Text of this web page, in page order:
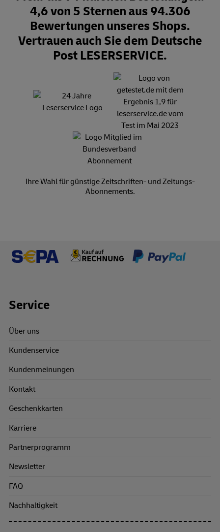
4,6 von 5 Sternen aus 94.306
Bewertungen unseres Shops.
Vertrauen auch Sie dem Deutsche
Post LESERSERVICE.
Ihre Wahl für günstige Zeitschriften- und Zeitungs-
Abonnements.
Footer Links
Service
Über uns
Kundenservice
Kundenmeinungen
Kontakt
Geschenkkarten
Karriere
Partnerprogramm
Newsletter
FAQ
Nachhaltigkeit